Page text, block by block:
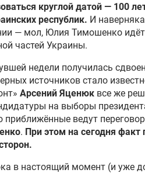
круглой датой — 100
республик. И
— мол, Юлия Тимошенко
частей Украины.
недели получилась
источников стало
Арсений Яценюк все же
на выборы
приближённые ведут
. При этом на сегодня факт
в настоящий момент (и уже